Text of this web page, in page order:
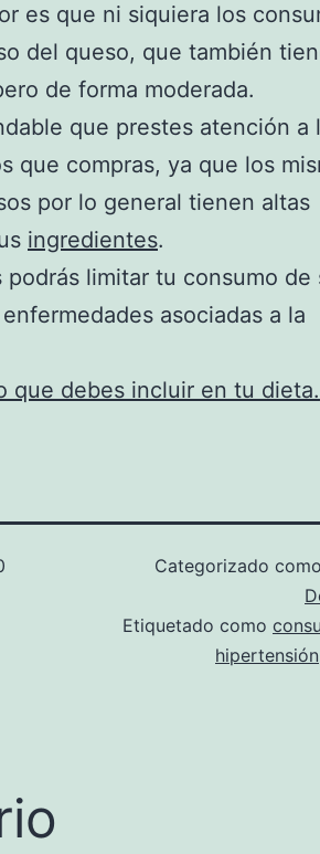
es que ni siquiera los
del queso, que también
de forma moderada.
que prestes atención a
que compras, ya que los
por lo general tienen altas
ingredientes.
limitar tu consumo de
asociadas a la
que debes incluir en tu dieta.
Categorizado como
Etiquetado como
hipertensión